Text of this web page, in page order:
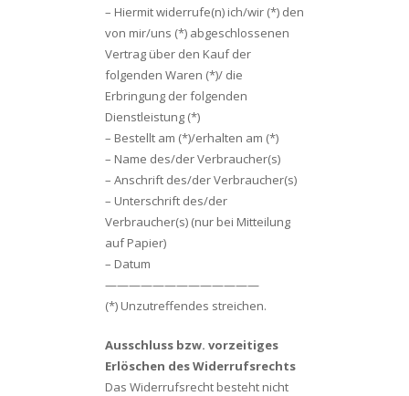
– Hiermit widerrufe(n) ich/wir (*) den
von mir/uns (*) abgeschlossenen
Vertrag über den Kauf der
folgenden Waren (*)/ die
Erbringung der folgenden
Dienstleistung (*)
– Bestellt am (*)/erhalten am (*)
– Name des/der Verbraucher(s)
– Anschrift des/der Verbraucher(s)
– Unterschrift des/der
Verbraucher(s) (nur bei Mitteilung
auf Papier)
– Datum
—————————————
(*) Unzutreffendes streichen.
Ausschluss bzw. vorzeitiges
Erlöschen des Widerrufsrechts
Das Widerrufsrecht besteht nicht